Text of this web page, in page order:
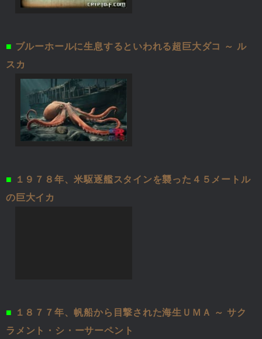
■ ブルーホールに生息するといわれる超巨大ダコ ～ ル
スカ
■
１９７８年、米駆逐艦スタインを襲った４５メートル
の巨大イカ
■
１８７７年、帆船から目撃された海生ＵＭＡ ～ サク
ラメント・シ・ーサーペント